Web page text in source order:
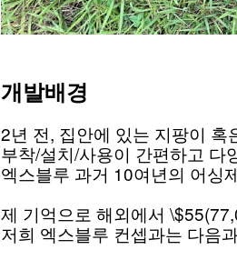
개발배경
2년 전, 집안에 있는 지팡이
부착/설치/사용이 간편하고 다
엑스블루 과거 10여년의 어싱
제 기억으로 해외에서
저희 엑스블루 컨셉과는 다음